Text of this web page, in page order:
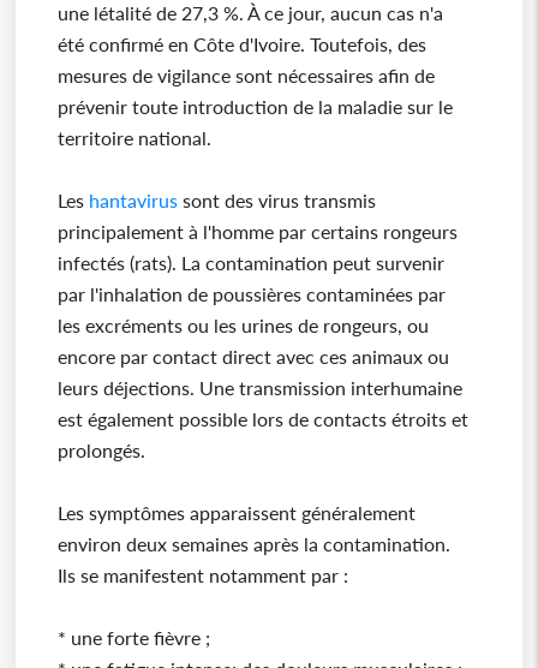
une létalité de 27,3 %. À ce jour, aucun cas n'a
été confirmé en Côte d'Ivoire. Toutefois, des
mesures de vigilance sont nécessaires afin de
prévenir toute introduction de la maladie sur le
territoire national.
Les hantavirussont des virus transmis
principalement à l'homme par certains rongeurs
infectés (rats). La contamination peut survenir
par l'inhalation de poussières contaminées par
les excréments ou les urines de rongeurs, ou
encore par contact direct avec ces animaux ou
leurs déjections. Une transmission interhumaine
est également possible lors de contacts étroits et
prolongés.
Les symptômes apparaissent généralement
environ deux semaines après la contamination.
Ils se manifestent notamment par :
* une forte fièvre ;